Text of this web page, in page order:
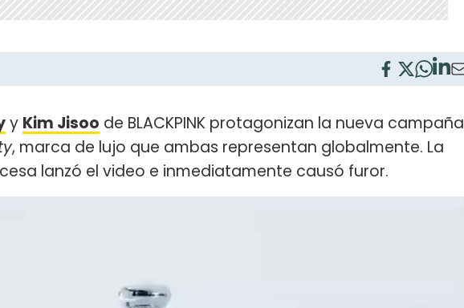
y Kim Jisoo de BLACKPINK protagonizan la nueva campaña
, marca de lujo que ambas representan globalmente. La
lanzó el video e inmediatamente causó furor.